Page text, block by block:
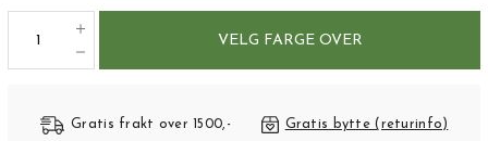
VELG FARGE OVER
Gratis frakt over 1500,- Gratis bytte (returinfo)